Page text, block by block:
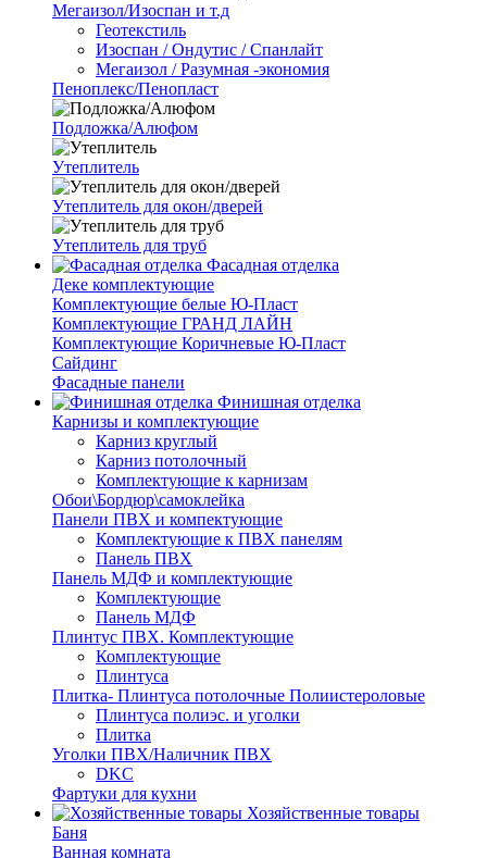
Мегаизол/Изоспан и т.д
Геотекстиль
Изоспан / Ондутис / Спанлайт
Мегаизол / Разумная -экономия
Пеноплекс/Пенопласт
Подложка/Алюфом
Утеплитель
Утеплитель для окон/дверей
Утеплитель для труб
Фасадная отделка
Деке комплектующие
Комплектующие белые Ю-Пласт
Комплектующие ГРАНД ЛАЙН
Комплектующие Коричневые Ю-Пласт
Сайдинг
Фасадные панели
Финишная отделка
Карнизы и комплектующие
Карниз круглый
Карниз потолочный
Комплектующие к карнизам
Обои\Бордюр\самоклейка
Панели ПВХ и компектующие
Комплектующие к ПВХ панелям
Панель ПВХ
Панель МДФ и комплектующие
Комплектующие
Панель МДФ
Плинтус ПВХ. Комплектующие
Комплектующие
Плинтуса
Плитка- Плинтуса потолочные Полиистероловые
Плинтуса полиэс. и уголки
Плитка
Уголки ПВХ/Наличник ПВХ
DKC
Фартуки для кухни
Хозяйственные товары
Баня
Ванная комната